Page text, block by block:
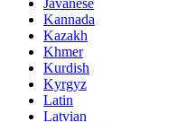
Javanese
Kannada
Kazakh
Khmer
Kurdish
Kyrgyz
Latin
Latvian